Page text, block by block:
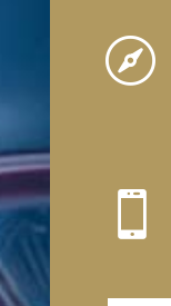

